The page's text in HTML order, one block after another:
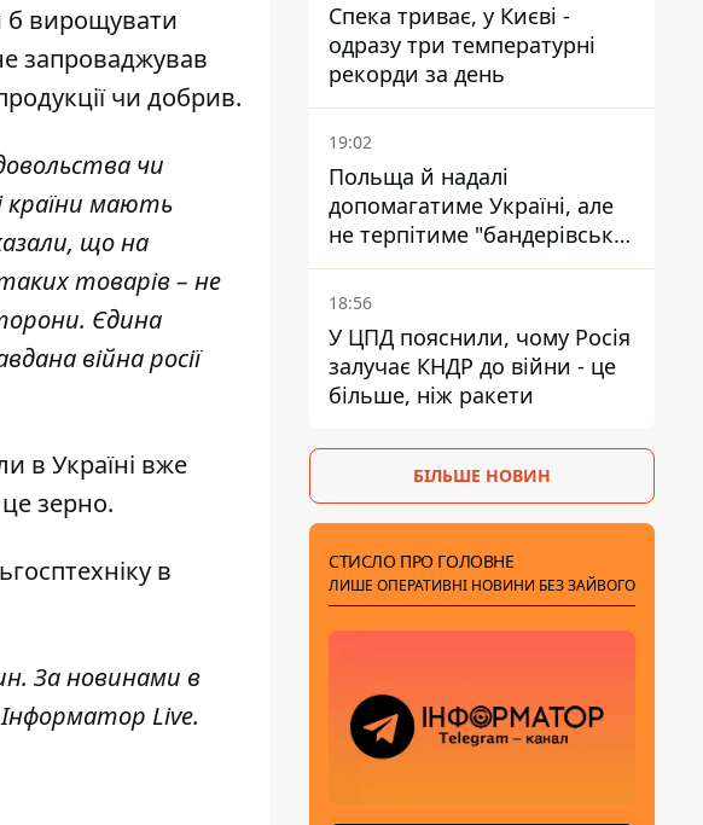
б вирощувати
запроваджував
чи добрив.
чи
країни мають
що на
товарів – не
Єдина
війна росії
в Україні вже
зерно.
в
За новинами в
Інформатор Live.
Спека триває, у Києві -
одразу три температурні
рекорди за день
19:02
Польща й надалі
допомагатиме Україні, але
не терпітиме "бандерівської
символіки" - Навроцький
18:56
У ЦПД пояснили, чому Росія
залучає КНДР до війни - це
більше, ніж ракети
БІЛЬШЕ НОВИН
СТИСЛО ПРО ГОЛОВНЕ
ЛИШЕ ОПЕРАТИВНІ НОВИНИ БЕЗ ЗАЙВОГО